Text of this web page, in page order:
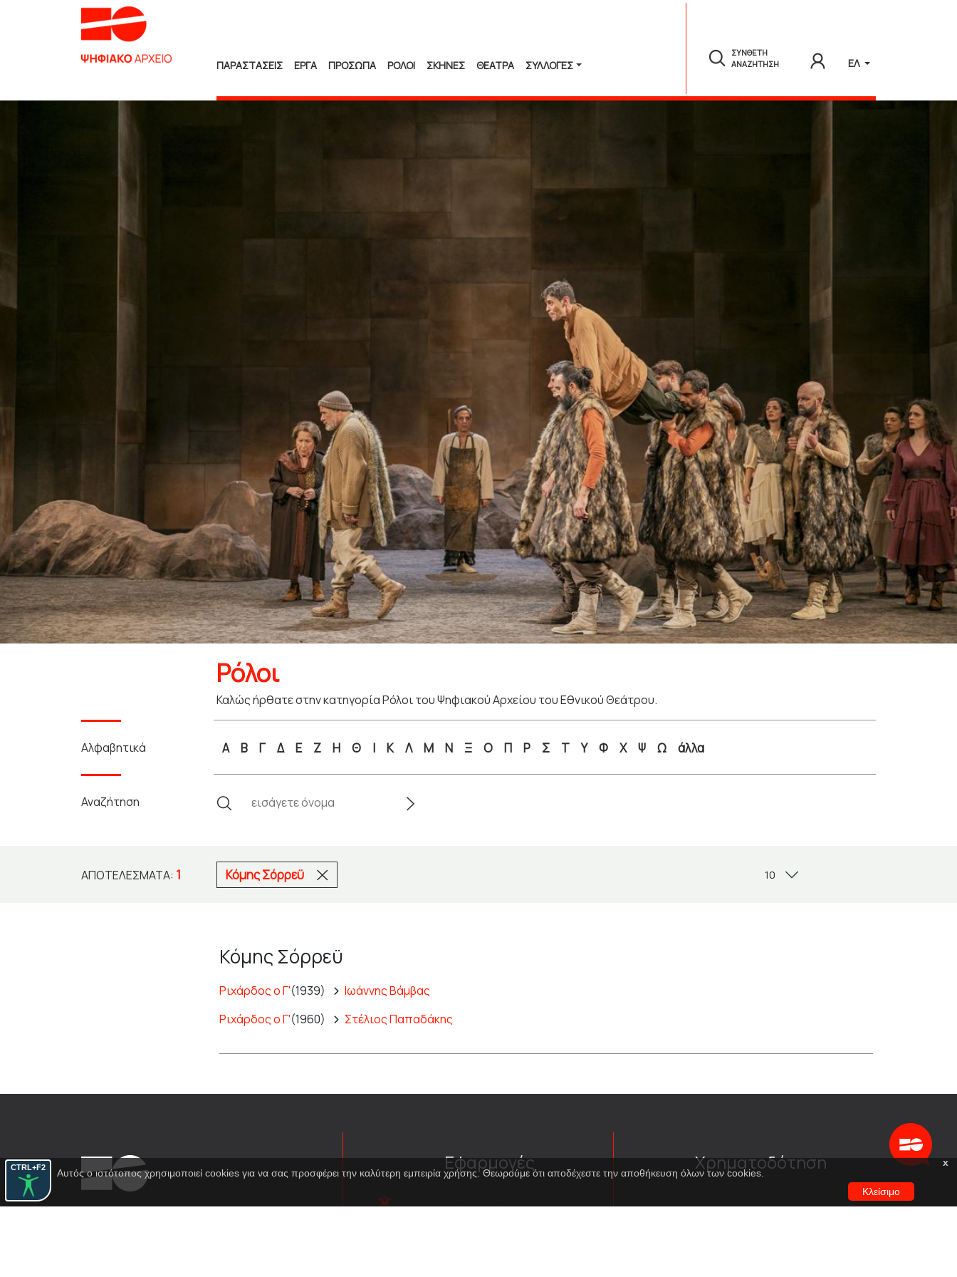
CTRL+F2
ΠΑΡΑΣΤΑΣΕΙΣ ΕΡΓΑ ΠΡΟΣΩΠΑ ΡΟΛΟΙ ΣΚΗΝΕΣ ΘΕΑΤΡΑ ΣΥΛΛΟΓΈΣ
ΣΥΝΘΕΤΗ
ΑΝΑΖΗΤΗΣΗ
ΕΛ
Ρόλοι
Καλώς ήρθατε στην κατηγορία Ρόλοι του Ψηφιακού Αρχείου του Εθνικού Θεάτρου.
Αλφαβητικά Α Β Γ Δ Ε Ζ Η Θ Ι Κ Λ Μ Ν Ξ Ο Π Ρ Σ Τ Υ Φ Χ Ψ Ω άλλα
Αναζήτηση
ΑΠΟΤΕΛΈΣΜΑΤΑ: 1 Κόμης Σόρρεϋ
Κόμης Σόρρεϋ
Ριχάρδος ο Γ'(1939)
Ιωάννης Βάμβας
Ριχάρδος ο Γ'(1960) Στέλιος Παπαδάκης
x
Αυτός ο ιστότοπος χρησιμοποιεί cookies για να σας προσφέρει την καλύτερη εμπειρία χρήσης. Θεωρούμε ότι αποδέχεστε την αποθήκευση όλων των cookies.
Κλείσιμο
Εφαρμογές
Εικονική περιήγηση
Χρηματοδότηση